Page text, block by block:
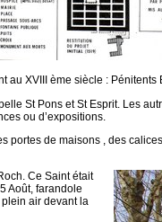
au XVIII ème siècle : Pénitents
St Pons et St Esprit. Les
ou d’expositions.
portes de maisons , des
Ce Saint était
Août, farandole
air devant la